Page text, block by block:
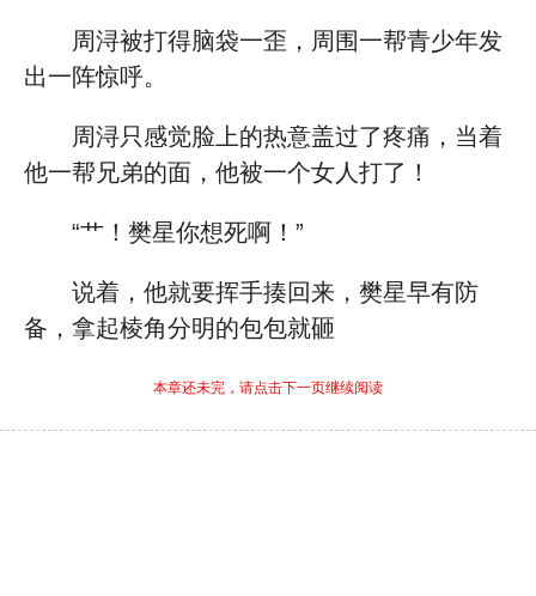
周浔被打得脑袋一歪，周围一帮青少年发
出一阵惊呼。
周浔只感觉脸上的热意盖过了疼痛，当着
他一帮兄弟的面，他被一个女人打了！
“艹！樊星你想死啊！”
说着，他就要挥手揍回来，樊星早有防
备，拿起棱角分明的包包就砸
本章还未完，请点击下一页继续阅读